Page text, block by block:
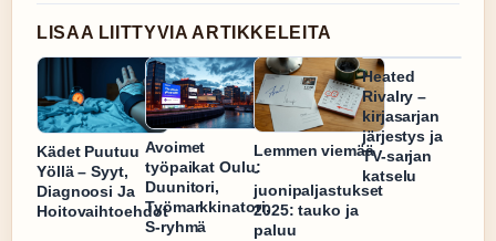
LISAA LIITTYVIA ARTIKKELEITA
Kädet Puutuu
Yöllä – Syyt,
Diagnoosi Ja
Hoitovaihtoehdot
Avoimet
työpaikat Oulu:
Duunitori,
Työmarkkinatori,
S-ryhmä
Lemmen viemää
-
juonipaljastukset
2025: tauko ja
paluu
Heated
Rivalry –
kirjasarjan
järjestys ja
TV-sarjan
katselu